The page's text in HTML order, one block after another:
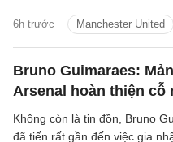
6h trước Manchester United
mẽ từ Bayern Munich và
Bruno Guimaraes:
Arsenal hoàn thiện cỗ
Không còn là tin đồn, Bruno
đã tiến rất gần đến việc gia